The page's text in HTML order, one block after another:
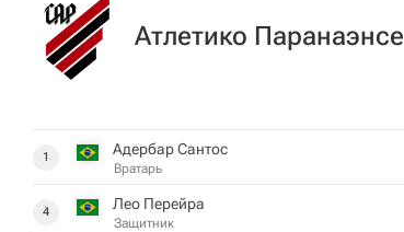
Атлетико Паранаэнсе
1 Адербар Сантос
Вратарь
4 Лео Перейра
Защитник